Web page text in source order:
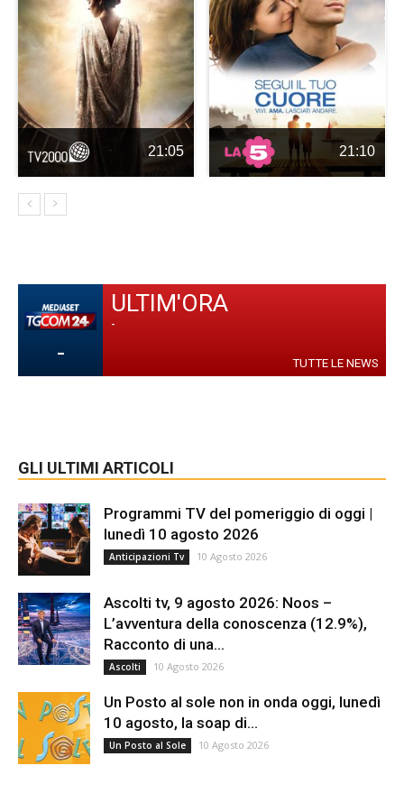
21:05 21:10
-
ULTIM'ORA
-
TUTTE LE NEWS
GLI ULTIMI ARTICOLI
Programmi TV del pomeriggio di oggi |
lunedì 10 agosto 2026
Anticipazioni Tv 10 Agosto 2026
Ascolti tv, 9 agosto 2026: Noos –
L’avventura della conoscenza (12.9%),
Racconto di una...
Ascolti 10 Agosto 2026
Un Posto al sole non in onda oggi, lunedì
10 agosto, la soap di...
Un Posto al Sole 10 Agosto 2026